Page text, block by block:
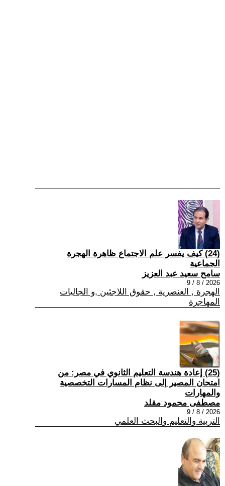
(24) كيف يفسر علم الاجتماع ظاهرة الهجرة
الجماعية
سامح سعيد عبد العزيز
2026 / 8 / 9
الهجرة , العنصرية , حقوق اللاجئين ,و الجاليات
المهاجرة
(25) إعادة هندسة التعليم الثانوي في مصر: من
امتحان المصير إلى نظام المسارات التخصصية
والمهارات
مصطفى محمود مقلد
2026 / 8 / 9
التربية والتعليم والبحث العلمي